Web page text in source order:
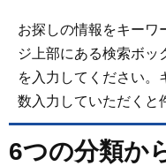
お探しの情報をキーワ
ジ上部にある検索ボッ
を入力してください。
数入力していただくと
6つの分類か